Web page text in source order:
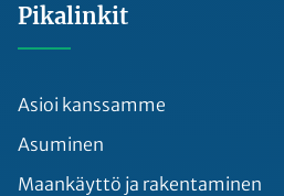
Pikalinkit
Asioi kanssamme
Asuminen
Maankäyttö ja rakentaminen